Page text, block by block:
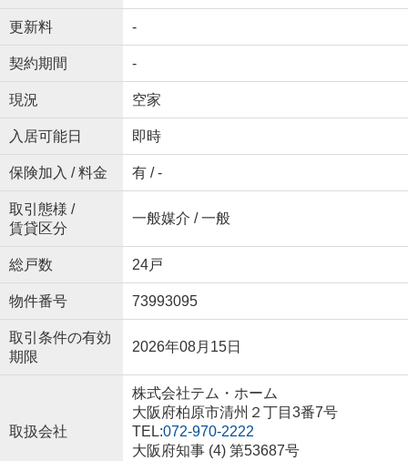
更新料 -
契約期間 -
現況 空家
入居可能日 即時
保険加入 / 料金 有 / -
取引態様 /
賃貸区分
一般媒介 / 一般
総戸数 24戸
物件番号 73993095
取引条件の有効
期限
2026年08月15日
取扱会社
株式会社テム・ホーム
大阪府柏原市清州２丁目3番7号
TEL:072-970-2222
大阪府知事 (4) 第53687号